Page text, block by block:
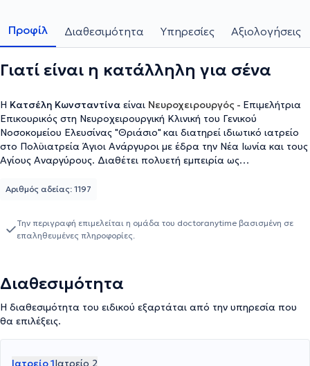
Προφίλ Διαθεσιμότητα Υπηρεσίες Αξιολογήσεις
Γιατί είναι η κατάλληλη για σένα
Η Κατσέλη Κωνσταντίνα είναι Νευροχειρουργός - Επιμελήτρια
Επικουρικός στη Νευροχειρουργική Κλινική του Γενικού
Νοσοκομείου Ελευσίνας "Θριάσιο" και διατηρεί ιδιωτικό ιατρείο
στο Πολϋιατρεία Άγιοι Ανάργυροι με έδρα την Νέα Ιωνία και τους
Αγίους Αναργύρους. Διαθέτει πολυετή εμπειρία ως
αντιμετώπιση των παθήσεων της σπονδυλικής στήλης με
Νωτιαίου Μυελού και Εγκεφάλου (μινηγγίωμα GB ), διαταραχών
του Εγκεφαλονωτιαίου υγρού (Υδροκέφαλο ενηλίκων) , του
νευροπαθητικού πόνου. Διαθέτει εμπειρία στην αντιμετώπιση
εξειδικεύτηκε στη Νευροεντατικολογία στην Κλινική Εντατικής
Θεραπείας του Πανεπιστημιακού Νοσοκομείου Λάρισας. Είναι
επιστημονικός συνεργάτης στο Τμήμα Αντιμετώπισης Πόνου του
Αριθμός αδείας: 1197
Την περιγραφή επιμελείται η ομάδα του doctoranytime βασισμένη σε
επαληθευμένες πληροφορίες.
Διαθεσιμότητα
Η διαθεσιμότητα του ειδικού εξαρτάται από την υπηρεσία που
θα επιλέξεις.
Ιατρείο 1Ιατρείο 2